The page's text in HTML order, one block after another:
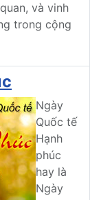
và vinh
trong cộng
Ngày
Quốc tế
Hạnh
phúc
hay là
Ngày